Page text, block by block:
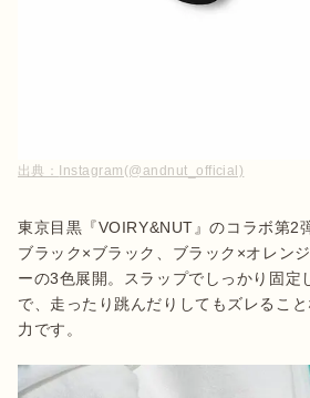
出典： Instagram(@andnut_official)
東京目黒『VOIRY&NUT』のコラボ第2
ブラック×ブラック、ブラック×オレン
ーの3色展開。スラップでしっかり固定
で、走ったり跳んだりしてもズレるこ
力です。